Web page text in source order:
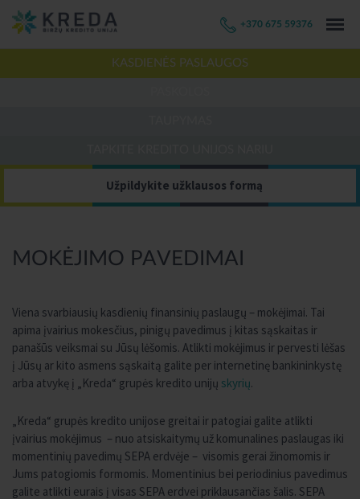
+370 675 59376
KASDIENĖS PASLAUGOS
Užpildykite užklausos formą
MOKĖJIMO PAVEDIMAI
Viena svarbiausių kasdienių finansinių paslaugų – mokėjimai. Tai
apima įvairius mokesčius, pinigų pavedimus į kitas sąskaitas ir
panašūs veiksmai su Jūsų lėšomis. Atlikti mokėjimus ir pervesti lėšas
į Jūsų ar kito asmens sąskaitą galite per internetinę bankininkystę
arba atvykę į „Kreda“ grupės kredito unijų skyrių.
„Kreda“ grupės kredito unijose greitai ir patogiai galite atlikti
įvairius mokėjimus – nuo atsiskaitymų už komunalines paslaugas iki
momentinių pavedimų SEPA erdvėje – visomis gerai žinomomis ir
Jums patogiomis formomis. Momentinius bei periodinius pavedimus
galite atlikti eurais į visas SEPA erdvei priklausančias šalis. SEPA